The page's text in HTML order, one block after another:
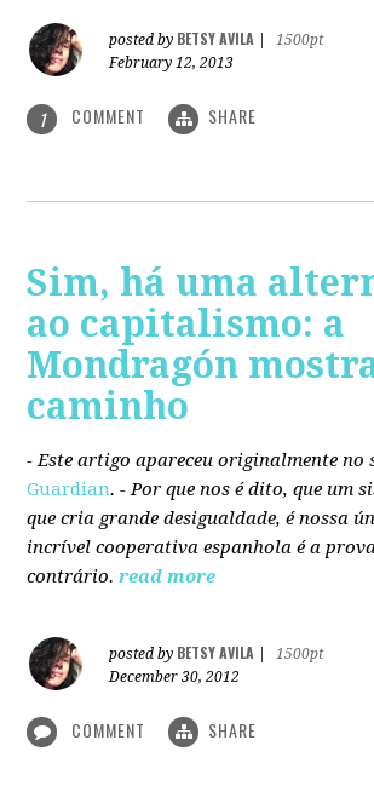
posted by BETSY AVILA
1500pt
February 12, 2013
1 COMMENT SHARE
Sim, há uma
ao capitalismo: a
Mondragón
caminho
- Este artigo apareceu originalmente no
Guardian. - Por que nos é dito, que um
que cria grande desigualdade, é nossa
incrível cooperativa espanhola é a
contrário. read more
posted by BETSY AVILA
1500pt
December 30, 2012
COMMENT SHARE